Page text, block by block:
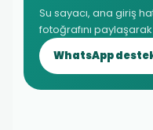
Su sayacı, ana giriş
fotoğrafını
WhatsApp